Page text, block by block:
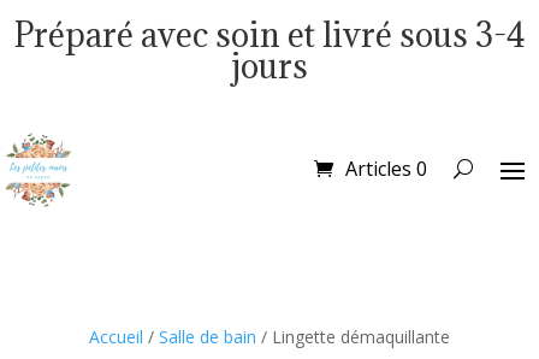
Préparé avec soin et livré sous 3-4
jours
Articles 0
Accueil / Salle de bain / Lingette démaquillante